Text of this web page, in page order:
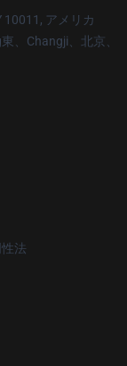
10011, アメリカ
、Changji、北京、
法